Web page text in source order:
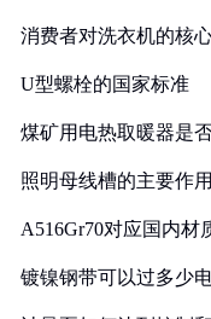
消费者对洗衣机的核
U型螺栓的国家标准
煤矿用电热取暖器是
照明母线槽的主要作
A516Gr70对应国内材
镀镍钢带可以过多少